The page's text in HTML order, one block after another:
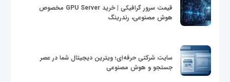
قیمت سرور گرافیکی | خرید GPU Server مخصوص
هوش مصنوعی، رندرینگ
سایت شرکتی حرفه‌ای؛ ویترین دیجیتال شما در عصر
جستجو و هوش مصنوعی